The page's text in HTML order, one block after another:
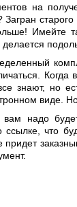
на
Имейте
делается
знают, но
виде.
вам надо
ссылке, что
придет